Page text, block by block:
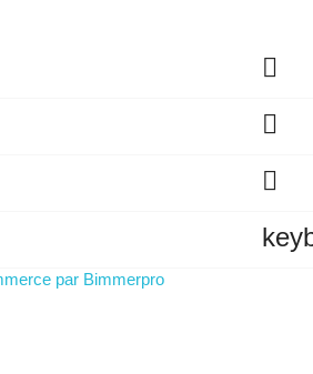



par Bimmerpro